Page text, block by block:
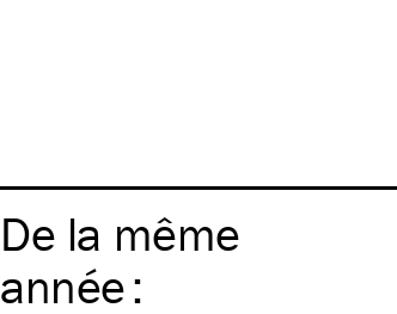
De la même
année: